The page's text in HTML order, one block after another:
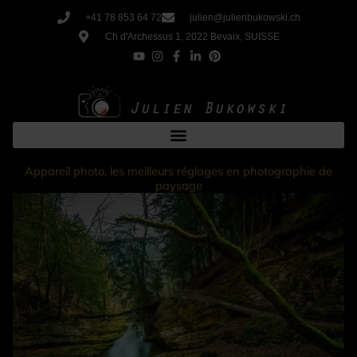
+41 78 853 64 72
julien@julienbukowski.ch
Ch d'Archessus 1, 2022 Bevaix, SUISSE
Appareil photo, les meilleurs réglages en photographie de
paysage
on
Facebook
on on
LinkedIn
on
Email